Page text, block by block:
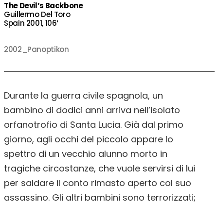
The Devil’s Backbone
Guillermo Del Toro
Spain 2001, 106′
2002_Panoptikon
Durante la guerra civile spagnola, un
bambino di dodici anni arriva nell’isolato
orfanotrofio di Santa Lucia. Già dal primo
giorno, agli occhi del piccolo appare lo
spettro di un vecchio alunno morto in
tragiche circostanze, che vuole servirsi di lui
per saldare il conto rimasto aperto col suo
assassino. Gli altri bambini sono terrorizzati;